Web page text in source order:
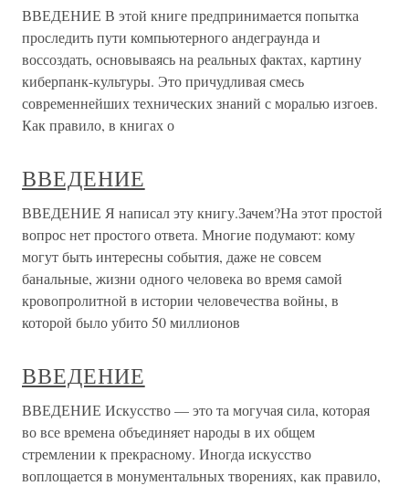
ВВЕДЕНИЕ В этой книге предпринимается попытка
проследить пути компьютерного андеграунда и
воссоздать, основываясь на реальных фактах, картину
киберпанк-культуры. Это причудливая смесь
современнейших технических знаний с моралью изгоев.
Как правило, в книгах о
ВВЕДЕНИЕ
ВВЕДЕНИЕ Я написал эту книгу.Зачем?На этот простой
вопрос нет простого ответа. Многие подумают: кому
могут быть интересны события, даже не совсем
банальные, жизни одного человека во время самой
кровопролитной в истории человечества войны, в
которой было убито 50 миллионов
ВВЕДЕНИЕ
ВВЕДЕНИЕ Искусство — это та могучая сила, которая
во все времена объединяет народы в их общем
стремлении к прекрасному. Иногда искусство
воплощается в монументальных творениях, как правило,